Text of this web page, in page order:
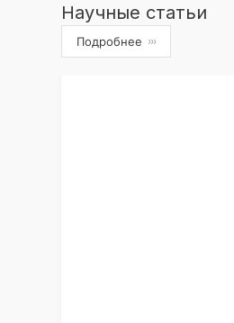
Научные статьи
Подробнее ›››